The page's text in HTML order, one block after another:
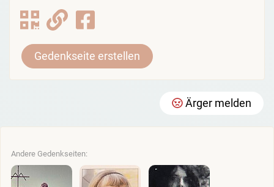
Gedenkseite erstellen
Ärger melden
Andere Gedenkseiten: